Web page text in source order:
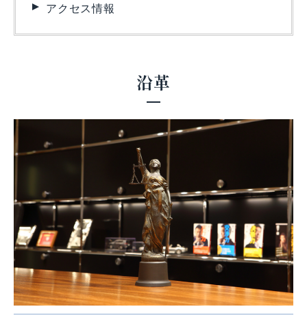
アクセス情報
沿革